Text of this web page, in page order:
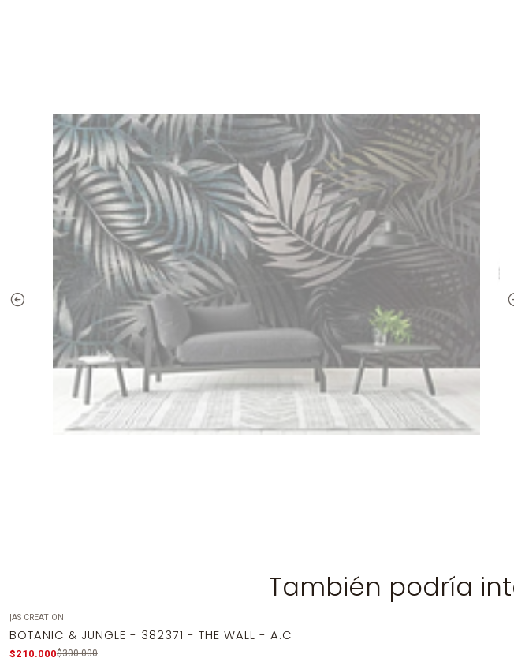
También podría
|AS CREATION
BOTANIC & JUNGLE - 382371 - THE WALL - A.C
$210.000$300.000